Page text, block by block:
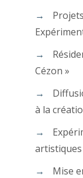
Cézon »
à la
Mise